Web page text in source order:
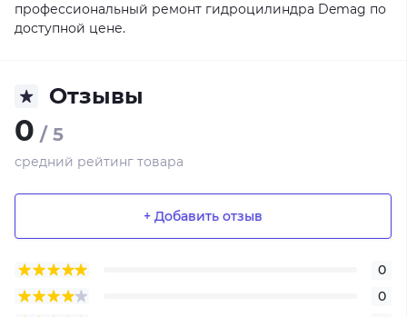
профессиональный ремонт гидроцилиндра Demag по
доступной цене.
Отзывы
0 / 5
средний рейтинг товара
+ Добавить отзыв
0
0